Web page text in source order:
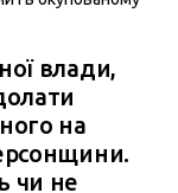
влади,
на
чи не